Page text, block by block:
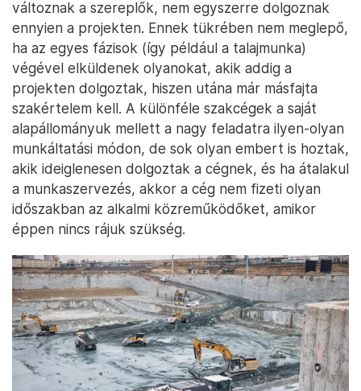
változnak a szereplők, nem egyszerre dolgoznak
ennyien a projekten. Ennek tükrében nem meglepő,
ha az egyes fázisok (így például a talajmunka)
végével elküldenek olyanokat, akik addig a
projekten dolgoztak, hiszen utána már másfajta
szakértelem kell. A különféle szakcégek a saját
alapállományuk mellett a nagy feladatra ilyen-olyan
munkáltatási módon, de sok olyan embert is hoztak,
akik ideiglenesen dolgoztak a cégnek, és ha átalakul
a munkaszervezés, akkor a cég nem fizeti olyan
időszakban az alkalmi közreműködőket, amikor
éppen nincs rájuk szükség.